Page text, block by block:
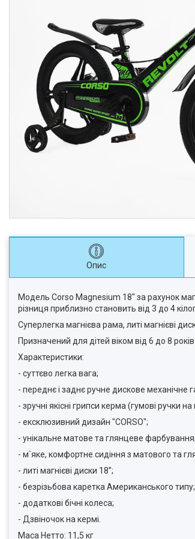
Опис
Модель Corso Magnesium 18" за рахунок
різниця приблизно становить від 3 до 4
Суперлегка магнієва рама, литі магнієві
Призначений для дітей віком від 6 до 8
Характеристики:
- суттєво легка вага;
- переднє і заднє ручне дискове механічне
- зручні якісні грипси керма (гумові ручки на
- ексклюзивний дизайн "CORSO";
- унікальне матове та глянцеве фарбування;
- м`яке, комфортне сидіння з матового та
- литі магнієві диски 18”;
- безрізьбова каретка Американського типу;
- додаткові бічні колеса;
- Дзвіночок на кермі.
Маса Нетто: 11,5 кг